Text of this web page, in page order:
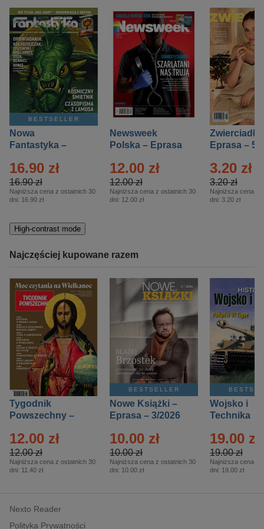
BESTSELLER
Nowa
Fantastyka –
16.90 zł
16.90 zł
Najniższa cena z ostatnich 30
dni: 16.90 zł
Newsweek
Polska – Eprasa
12.00 zł
12.00 zł
Najniższa cena z ostatnich 30
dni: 12.00 zł
Zwierciadło
Eprasa – 5/
3.20 zł
3.20 zł
Najniższa cena z
dni: 3.20 zł
High-contrast mode
Najczęściej kupowane razem
Tygodnik
Powszechny –
12.00 zł
12.00 zł
Najniższa cena z ostatnich 30
dni: 11.40 zł
BESTSELLER
Nowe Książki –
Eprasa – 3/2026
10.00 zł
10.00 zł
Najniższa cena z ostatnich 30
dni: 10.00 zł
Wojsko i
Technika
– 2/2026
19.00 zł
19.00 zł
Najniższa cena z
dni: 19.00 zł
Nexto Reader
Polityka Prywatności